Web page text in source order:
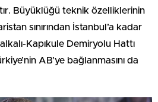
Büyüklüğü teknik özelliklerinin
sınırından İstanbul’a kadar
Kapıkule Demiryolu Hattı
AB’ye bağlanmasını da